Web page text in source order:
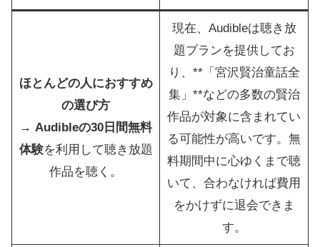
ほとんどの人におすすめ
の選び方
→ Audibleの30日間無料
体験を利用して聴き放題
作品を聴く。
現在、Audibleは聴き放
題プランを提供してお
り、**「宮沢賢治童話全
集」**などの多数の賢治
作品が対象に含まれてい
る可能性が高いです。無
料期間中に心ゆくまで聴
いて、合わなければ費用
をかけずに退会できま
す。